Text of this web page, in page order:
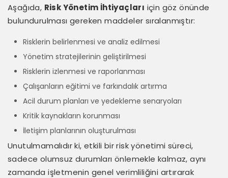
Aşağıda, Risk Yönetim İhtiyaçları için göz önünde
bulundurulması gereken maddeler sıralanmıştır:
Risklerin belirlenmesi ve analiz edilmesi
Yönetim stratejilerinin geliştirilmesi
Risklerin izlenmesi ve raporlanması
Çalışanların eğitimi ve farkındalık artırma
Acil durum planları ve yedekleme senaryoları
Kritik kaynakların korunması
İletişim planlarının oluşturulması
Unutulmamalıdır ki, etkili bir risk yönetimi süreci,
sadece olumsuz durumları önlemekle kalmaz, aynı
zamanda işletmenin genel verimliliğini artırarak